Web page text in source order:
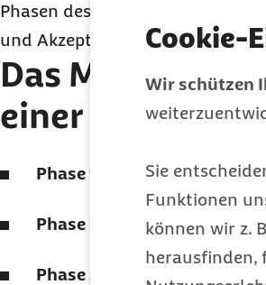
Cookie-
Wir schützen
Sie
Funktionen
können wir z.
herausfinden,
Phasen des Sterbens lauten:
und Akzeptanz.
Das Modell
einer
Phase 1: Negative Gedanken
Phase 2: Veränderung des
Phase 3: